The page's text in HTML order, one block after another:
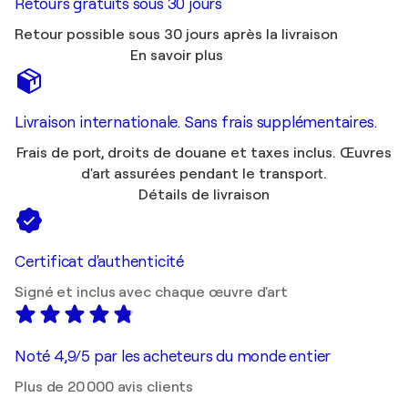
Retours gratuits sous 30 jours
Retour possible sous 30 jours après la livraison
En savoir plus
Livraison internationale. Sans frais supplémentaires.
Frais de port, droits de douane et taxes inclus. Œuvres
d'art assurées pendant le transport.
Détails de livraison
Certificat d'authenticité
Signé et inclus avec chaque œuvre d'art
Noté 4,9/5 par les acheteurs du monde entier
Plus de 20 000 avis clients